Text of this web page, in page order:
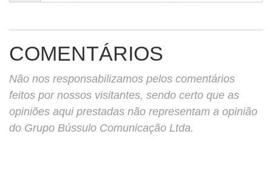
COMENTÁRIOS
Não nos responsabilizamos pelos comentários
feitos por nossos visitantes, sendo certo que as
opiniões aqui prestadas não representam a opinião
do Grupo Bússulo Comunicação Ltda.